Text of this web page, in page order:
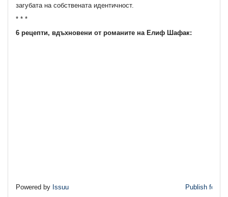
загубата на собствената идентичност.
* * *
6 рецепти, вдъхновени от романите на Елиф Шафак:
Powered by Issuu Publish for